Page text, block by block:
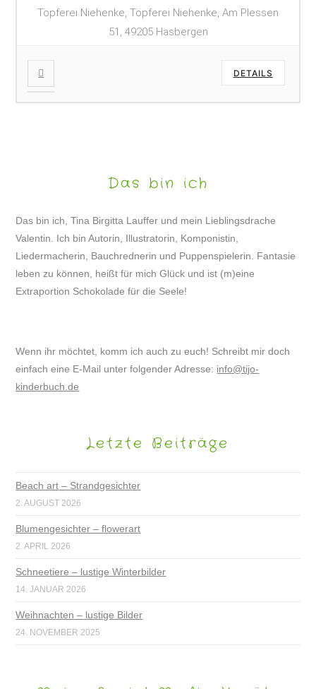
Töpferei Niehenke, Töpferei Niehenke, Am Plessen
51, 49205 Hasbergen
DETAILS
Das bin ich
Das bin ich, Tina Birgitta Lauffer und mein Lieblingsdrache
Valentin. Ich bin Autorin, Illustratorin, Komponistin,
Liedermacherin, Bauchrednerin und Puppenspielerin. Fantasie
leben zu können, heißt für mich Glück und ist (m)eine
Extraportion Schokolade für die Seele!
Wenn ihr möchtet, komm ich auch zu euch! Schreibt mir doch
einfach eine E-Mail unter folgender Adresse: info@tijo-
kinderbuch.de
Letzte Beiträge
Beach art – Strandgesichter
2. AUGUST 2026
Blumengesichter – flowerart
2. APRIL 2026
Schneetiere – lustige Winterbilder
14. JANUAR 2026
Weihnachten – lustige Bilder
24. NOVEMBER 2025